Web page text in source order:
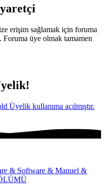
erişim sağlamak için foruma
Foruma üye olmak tamamen
kullanıma açılmıştır.
& Software & Manuel &